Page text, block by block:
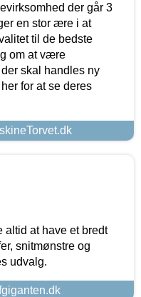
der går 3
en stor ære i at
til de bedste
om at være
skal handles ny
for at se deres
altid at have et bredt
snitmønstre og
udvalg.